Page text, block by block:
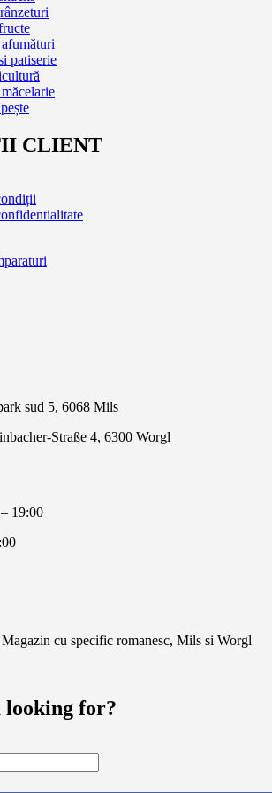
patiserie
CLIENT
sud 5, 6068 Mils
Straße 4, 6300 Worgl
19:00
cu specific romanesc, Mils si Worgl
looking for?